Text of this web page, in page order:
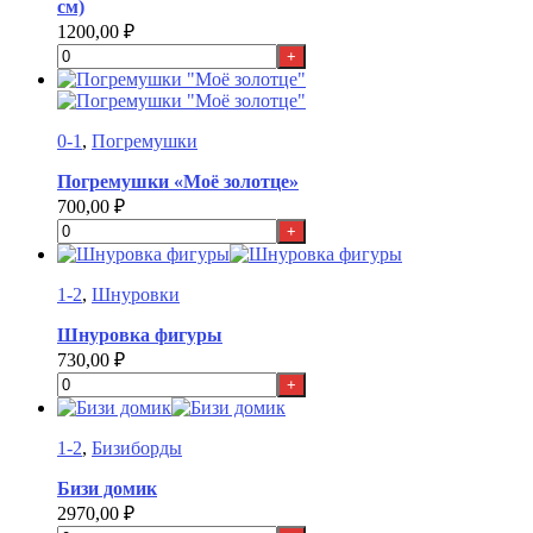
см)
1200,00 ₽
+
0-1 , Погремушки
Погремушки «Моё золотце»
700,00 ₽
+
1-2, Шнуровки
Шнуровка фигуры
730,00 ₽
+
1-2, Бизиборды
Бизи домик
2970,00 ₽